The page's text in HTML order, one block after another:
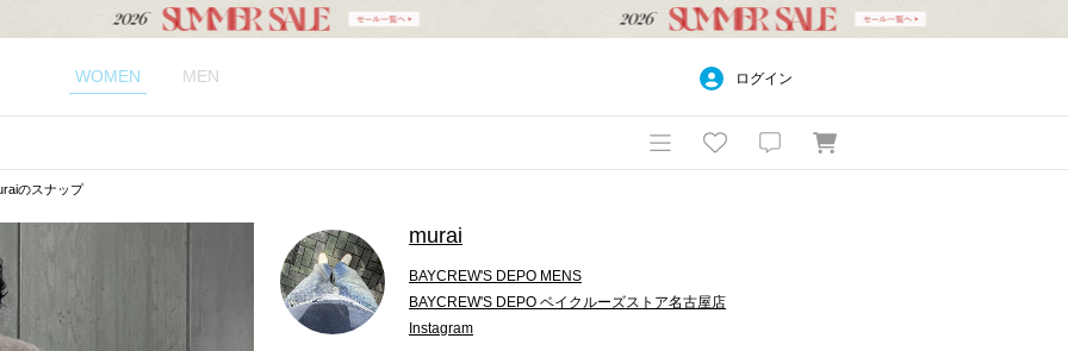
WOMEN MEN ログイン
のスナップ
murai
BAYCREW'S DEPO MENS
BAYCREW'S DEPO ベイクルーズストア名古屋店
Instagram